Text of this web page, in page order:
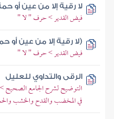
لا رقية إلا من عين أو
فيض القدير > حرف " لا "
(لا رقية إلا من عين أو
فيض القدير > حرف " لا "
الرقى والتداوي للعليل
التوضيح لشرح الجامع
في المخضب والقدح والخشب